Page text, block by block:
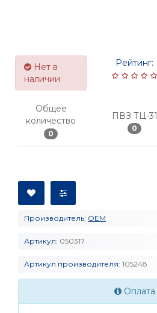
Нет в
наличии
Общее
количество
0
Рейтинг:
ПВЗ ТЦ-31
0
Производитель: OEM
Артикул: 050317
Артикул производителя: 105248
Оплата